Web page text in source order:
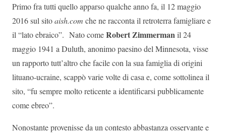
Primo fra tutti quello apparso qualche anno fa, il 12 maggio
2016 sul sitoaish.com che ne racconta il retroterra famigliare e
il “lato ebraico”. Nato comeRobert Zimmermanil 24
maggio 1941 a Duluth, anonimo paesino del Minnesota, visse
un rapporto tutt’altro che facile con la sua famiglia di origini
lituano-ucraine, scappò varie volte di casa e, come sottolinea il
sito, “fu sempre molto reticente a identificarsi pubblicamente
come ebreo”.
Nonostante provenisse da un contesto abbastanza osservante e